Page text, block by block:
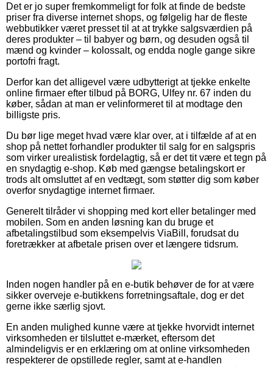
Det er jo super fremkommeligt for folk at finde de bedste
priser fra diverse internet shops, og følgelig har de fleste
webbutikker været presset til at at trykke salgsværdien på
deres produkter – til babyer og børn, og desuden også til
mænd og kvinder – kolossalt, og endda nogle gange sikre
portofri fragt.
Derfor kan det alligevel være udbytterigt at tjekke enkelte
online firmaer efter tilbud på BORG, Ulfey nr. 67 inden du
køber, sådan at man er velinformeret til at modtage den
billigste pris.
Du bør lige meget hvad være klar over, at i tilfælde af at en
shop på nettet forhandler produkter til salg for en salgspris
som virker urealistisk fordelagtig, så er det tit være et tegn på
en snydagtig e-shop. Køb med gængse betalingskort er
trods alt omsluttet af en vedtægt, som støtter dig som køber
overfor snydagtige internet firmaer.
Generelt tilråder vi shopping med kort eller betalinger med
mobilen. Som en anden løsning kan du bruge et
afbetalingstilbud som eksempelvis ViaBill, forudsat du
foretrækker at afbetale prisen over et længere tidsrum.
Inden nogen handler på en e-butik behøver de for at være
sikker overveje e-butikkens forretningsaftale, dog er det
gerne ikke særlig sjovt.
En anden mulighed kunne være at tjekke hvorvidt internet
virksomheden er tilsluttet e-mærket, eftersom det
almindeligvis er en erklæring om at online virksomheden
respekterer de opstillede regler, samt at e-handlen